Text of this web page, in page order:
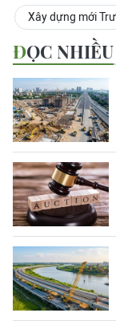
Xây dựng mới
ĐỌC NHIỀU